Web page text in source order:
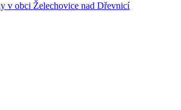
v obci Želechovice nad Dřevnicí